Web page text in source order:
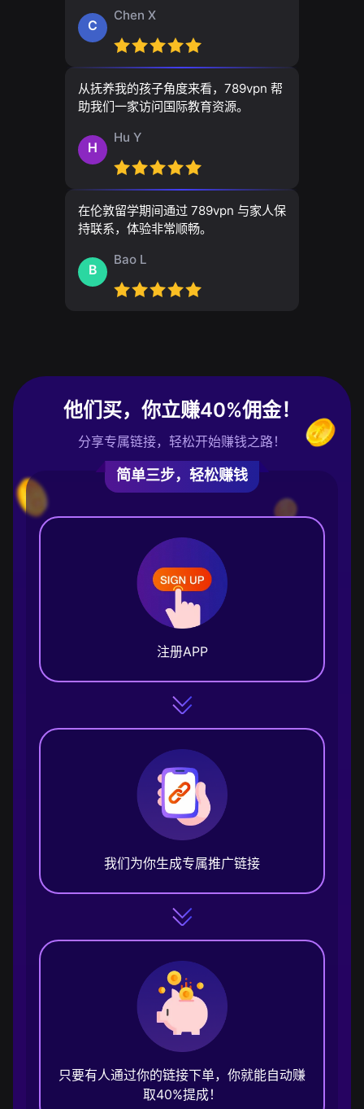
C
Chen X
从抚养我的孩子角度来看，789vpn 帮
助我们一家访问国际教育资源。
H
Hu Y
在伦敦留学期间通过 789vpn 与家人保
持联系，体验非常顺畅。
B
Bao L
他们买，你立赚40%佣金！
分享专属链接，轻松开始赚钱之路！
简单三步，轻松赚钱
注册APP
我们为你生成专属推广链接
只要有人通过你的链接下单，你就能自动赚
取40%提成！